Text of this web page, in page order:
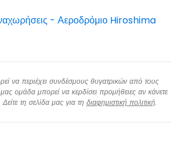
- Αεροδρόμιο Hiroshima
να περιέχει συνδέσμους θυγατρικών από τους
ομάδα μπορεί να κερδίσει προμήθειες αν κάνετε
τη σελίδα μας για τη διαφημιστική πολιτική.